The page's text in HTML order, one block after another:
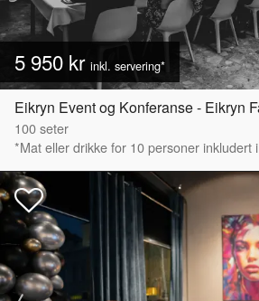
5 950 kr inkl. servering*
Eikryn Event og Konferanse - Eikryn
100seter
*Mat eller drikke for 10 personer inkludert